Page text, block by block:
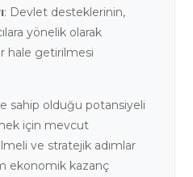
: Devlet desteklerinin,
yönelik olarak
hale getirilmesi
sahip olduğu potansiyeli
için mevcut
ve stratejik adımlar
ekonomik kazanç